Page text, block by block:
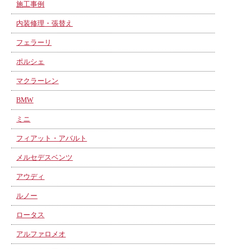
施工事例
内装修理・張替え
フェラーリ
ポルシェ
マクラーレン
BMW
ミニ
フィアット・アバルト
メルセデスベンツ
アウディ
ルノー
ロータス
アルファロメオ